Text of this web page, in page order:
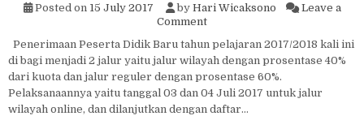
Posted on 15 July 2017 by Hari Wicaksono
Leave a
Commenton PPDB TAHUN
Penerimaan Peserta Didik Baru tahun pelajaran 2017/2018 kali ini
di bagi menjadi 2 jalur yaitu jalur wilayah dengan prosentase 40%
dari kuota dan jalur reguler dengan prosentase 60%.
Pelaksanaannya yaitu tanggal 03 dan 04 Juli 2017 untuk jalur
wilayah online, dan dilanjutkan dengan daftar…